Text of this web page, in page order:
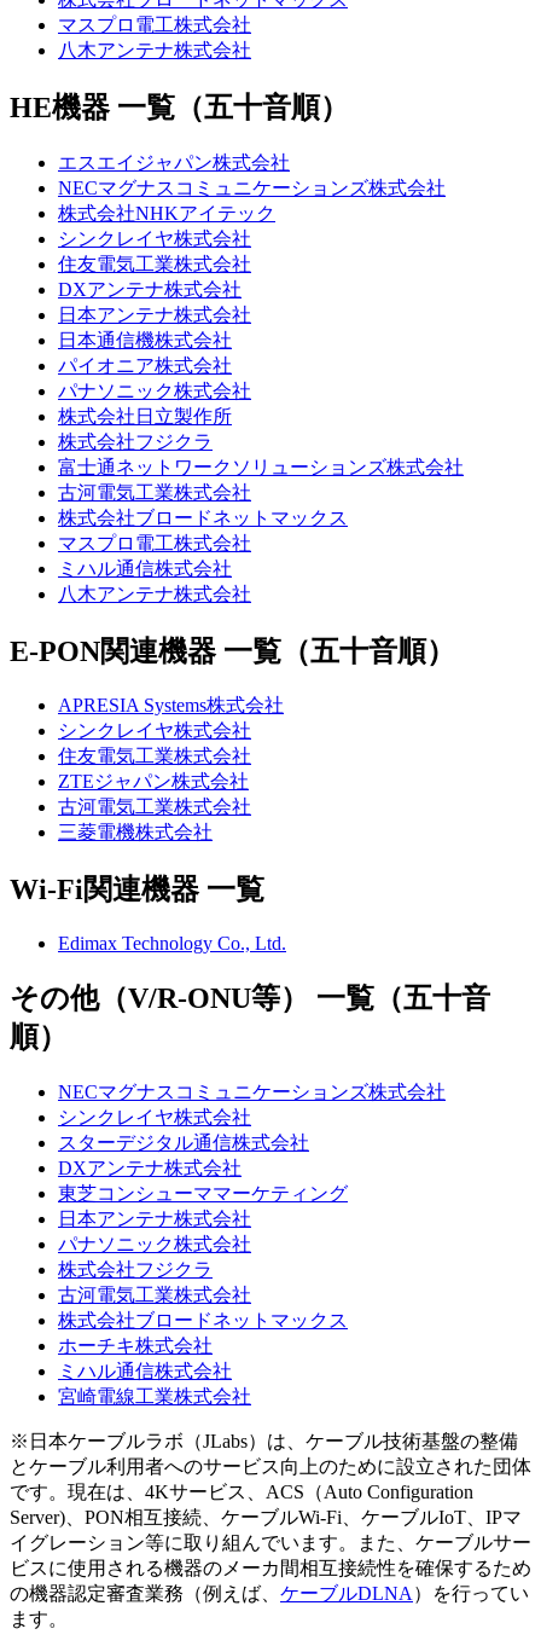
マスプロ電工株式会社
八木アンテナ株式会社
HE機器 一覧（五十音順）
エスエイジャパン株式会社
NECマグナスコミュニケーションズ株式会社
株式会社NHKアイテック
シンクレイヤ株式会社
住友電気工業株式会社
DXアンテナ株式会社
日本アンテナ株式会社
日本通信機株式会社
パイオニア株式会社
パナソニック株式会社
株式会社日立製作所
株式会社フジクラ
富士通ネットワークソリューションズ株式会社
古河電気工業株式会社
株式会社ブロードネットマックス
マスプロ電工株式会社
ミハル通信株式会社
八木アンテナ株式会社
E-PON関連機器 一覧（五十音順）
APRESIA Systems株式会社
シンクレイヤ株式会社
住友電気工業株式会社
ZTEジャパン株式会社
古河電気工業株式会社
三菱電機株式会社
Wi-Fi関連機器 一覧
Edimax Technology Co., Ltd.
その他（V/R-ONU等） 一覧（五十音
順）
NECマグナスコミュニケーションズ株式会社
シンクレイヤ株式会社
スターデジタル通信株式会社
DXアンテナ株式会社
東芝コンシューママーケティング
日本アンテナ株式会社
パナソニック株式会社
株式会社フジクラ
古河電気工業株式会社
株式会社ブロードネットマックス
ホーチキ株式会社
ミハル通信株式会社
宮崎電線工業株式会社
※日本ケーブルラボ（JLabs）は、ケーブル技術基盤の整備
とケーブル利用者へのサービス向上のために設立された団体
です。現在は、4Kサービス、ACS（Auto Configuration
Server)、PON相互接続、ケーブルWi-Fi、ケーブルIoT、IPマ
イグレーション等に取り組んでいます。また、ケーブルサー
ビスに使用される機器のメーカ間相互接続性を確保するため
の機器認定審査業務（例えば、 ケーブルDLNA ）を行ってい
ます。